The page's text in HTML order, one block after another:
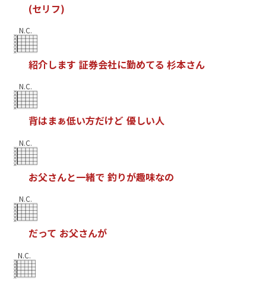
(セリ フ)
N.C.
紹介します 証券会社に勤めてる 杉本さん
N.C.
背はまぁ低い方だけど 優しい人
N.C.
お父さんと一緒で 釣りが趣味なの
N.C.
だって お父さんが
N.C.